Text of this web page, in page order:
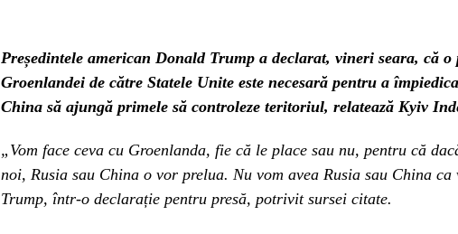
Președintele american Donald Trump a declarat, vineri seara, că o
Groenlandei de către Statele Unite este necesară pentru a
China să ajungă primele să controleze teritoriul, relatează Kyiv
„Vom face ceva cu Groenlanda, fie că le place sau nu, pentru că
noi, Rusia sau China o vor prelua. Nu vom avea Rusia sau China ca
Trump, într-o declarație pentru presă, potrivit sursei citate.